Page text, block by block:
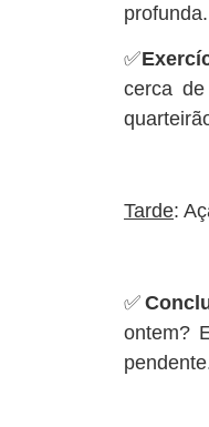
✅
cerca
Tarde:
✅
ontem?